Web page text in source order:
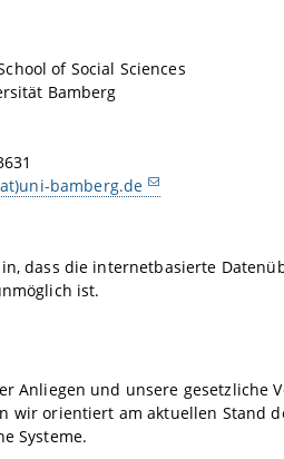
of Social Sciences
Bamberg
bamberg.de
dass die internetbasierte
ist.
Anliegen und unsere gesetzliche
wir orientiert am aktuellen Stand
Systeme.